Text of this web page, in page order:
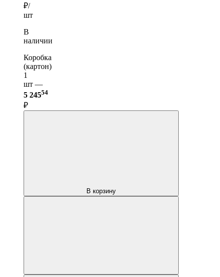
₽/
шт
В
наличии
Коробка
(картон)
1
шт —
5 24554
₽
В корзину